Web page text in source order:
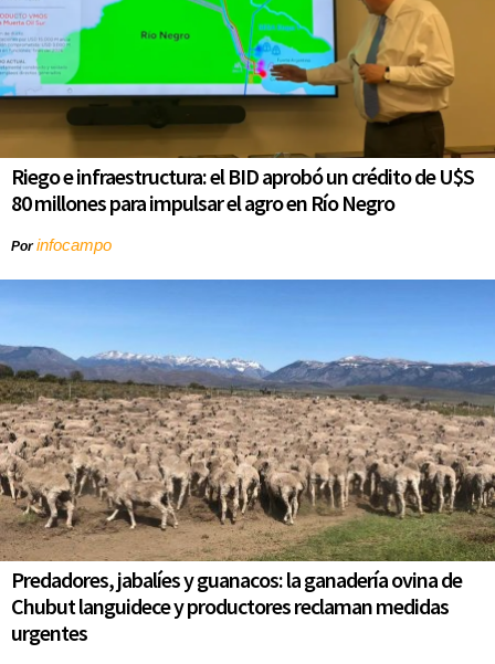
Riego e infraestructura: el BID aprobó un crédito de U$S
80 millones para impulsar el agro en Río Negro
Porinfocampo
Predadores, jabalíes y guanacos: la ganadería ovina de
Chubut languidece y productores reclaman medidas
urgentes